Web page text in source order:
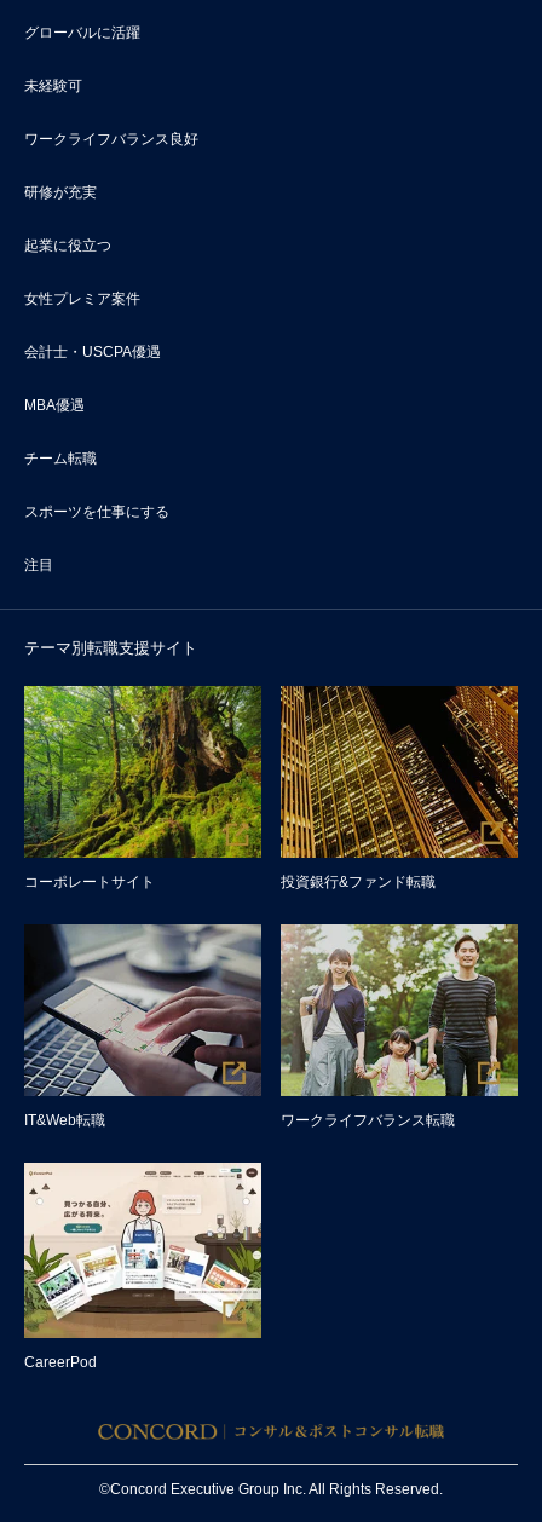
グローバルに活躍
未経験可
ワークライフバランス良好
研修が充実
起業に役立つ
女性プレミア案件
会計士・USCPA優遇
MBA優遇
チーム転職
スポーツを仕事にする
注目
テーマ別転職支援サイト
コーポレートサイト 投資銀行&ファンド転職
IT&Web転職 ワークライフバランス転職
CareerPod
©Concord Executive Group Inc. All Rights Reserved.